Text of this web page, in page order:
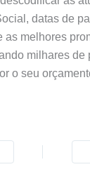
datas de
as melhores
milhares de
o seu